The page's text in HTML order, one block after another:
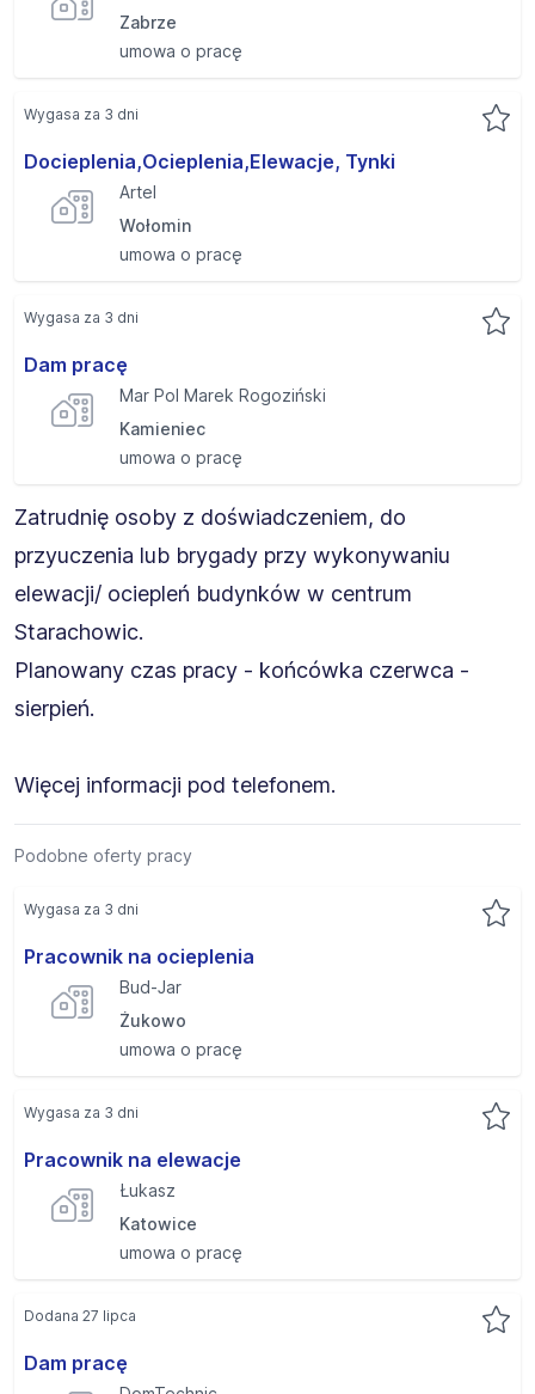
Zabrze
umowa o pracę
Docieplenia,Ocieplenia,Elewacje, Tynki
Artel
Wołomin
umowa o pracę
Wygasa za 3 dni
Dam pracę
Mar Pol Marek Rogoziński
Kamieniec
umowa o pracę
Wygasa za 3 dni
Zatrudnię osoby z doświadczeniem, do
przyuczenia lub brygady przy wykonywaniu
elewacji/ ociepleń budynków w centrum
Starachowic.
Planowany czas pracy - końcówka czerwca -
sierpień.
Więcej informacji pod telefonem.
Podobne oferty pracy
Pracownik na ocieplenia
Bud-Jar
Żukowo
umowa o pracę
Wygasa za 3 dni
Pracownik na elewacje
Łukasz
Katowice
umowa o pracę
Wygasa za 3 dni
Dam pracę
Dodana 27 lipca